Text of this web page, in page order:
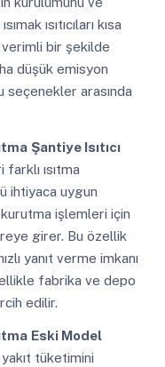
ısıtıcıları kısa
verimli bir şekilde
düşük emisyon
arasında
Şantiye Isıtıcı
ısıtma
ihtiyaca uygun
işlemleri için
girer. Bu özellik
yanıt verme imkanı
fabrika ve depo
edilir.
Eski Model
yakıt tüketimini